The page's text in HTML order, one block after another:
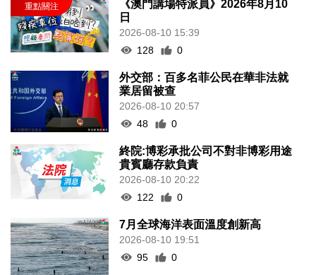
《澳門講場特派員》2026年8月10
日
2026-08-10 15:39
128
0
外交部：百多名菲公民在華非法就
業居留被查
2026-08-10 20:57
48
0
終院:博彩承批公司不對非博彩用途
貴賓廳存款負責
2026-08-10 20:22
122
0
7月全球海洋表面溫度創新高
2026-08-10 19:51
95
0